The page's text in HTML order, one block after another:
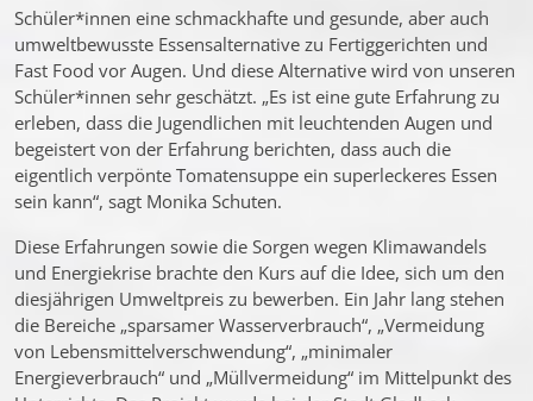
Schüler*innen eine schmackhafte und gesunde, aber auch
umweltbewusste Essensalternative zu Fertiggerichten und
Fast Food vor Augen. Und diese Alternative wird von unseren
Schüler*innen sehr geschätzt. „Es ist eine gute Erfahrung zu
erleben, dass die Jugendlichen mit leuchtenden Augen und
begeistert von der Erfahrung berichten, dass auch die
eigentlich verpönte Tomatensuppe ein superleckeres Essen
sein kann“, sagt Monika Schuten.
Diese Erfahrungen sowie die Sorgen wegen Klimawandels
und Energiekrise brachte den Kurs auf die Idee, sich um den
diesjährigen Umweltpreis zu bewerben. Ein Jahr lang stehen
die Bereiche „sparsamer Wasserverbrauch“, „Vermeidung
von Lebensmittelverschwendung“, „minimaler
Energieverbrauch“ und „Müllvermeidung“ im Mittelpunkt des